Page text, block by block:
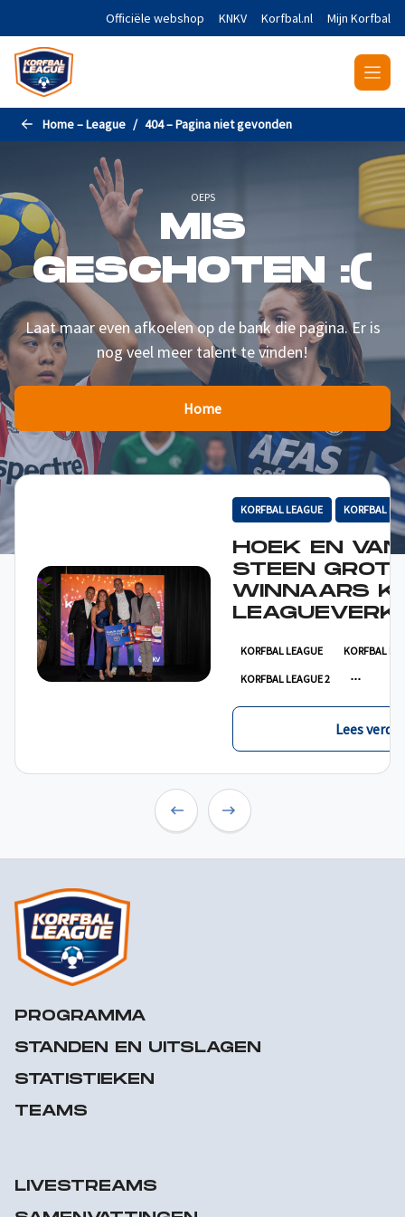
Naar de hoofdinhoud gaanOfficiële webshop KNKV Korfbal.nl Mijn Korfbal
Home – League 404 – Pagina niet gevonden
OEPS
MIS
GESCHOTEN :(
Laat maar even afkoelen op de bank die pagina. Er is
nog veel meer talent te vinden!
Home
KORFBAL LEAGUE KORFBAL
HOEK EN VAN
STEEN
WINNAARS
KORFBAL LEAGUE KORFBAL
KORFBAL LEAGUE 2
Lees verder
PROGRAMMA
STANDEN EN UITSLAGEN
STATISTIEKEN
TEAMS
LIVESTREAMS